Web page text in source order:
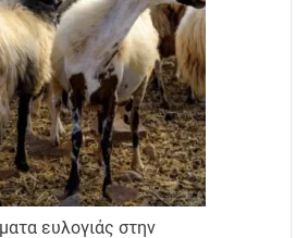
ευλογιάς στην